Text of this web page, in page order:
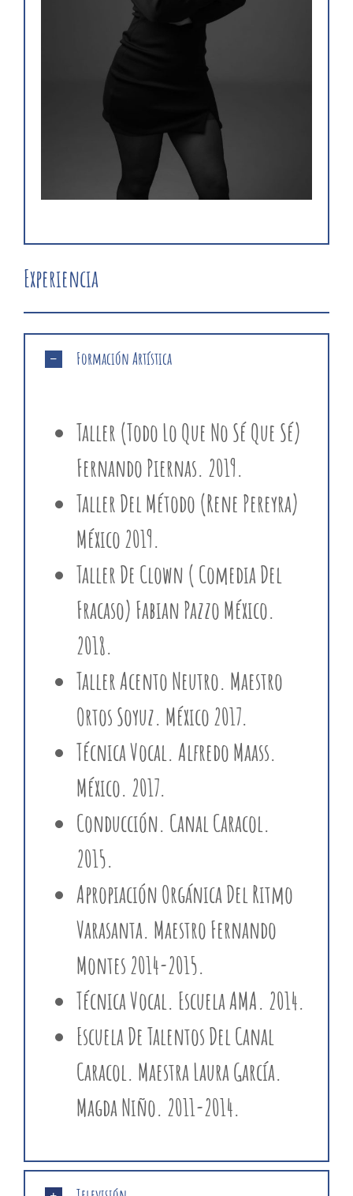
Experiencia
Formación Artística
Taller (Todo Lo Que No Sé Que Sé)
Fernando Piernas. 2019.
Taller Del Método (Rene Pereyra)
México 2019.
Taller De Clown ( Comedia Del
Fracaso) Fabian Pazzo México.
2018.
Taller Acento Neutro. Maestro
Ortos Soyuz. México 2017.
Técnica Vocal. Alfredo Maass.
México. 2017.
Conducción. Canal Caracol.
2015.
Apropiación Orgánica Del Ritmo
Varasanta. Maestro Fernando
Montes 2014-2015.
Técnica Vocal. Escuela AMA. 2014.
Escuela De Talentos Del Canal
Caracol. Maestra Laura García.
Magda Niño. 2011-2014.